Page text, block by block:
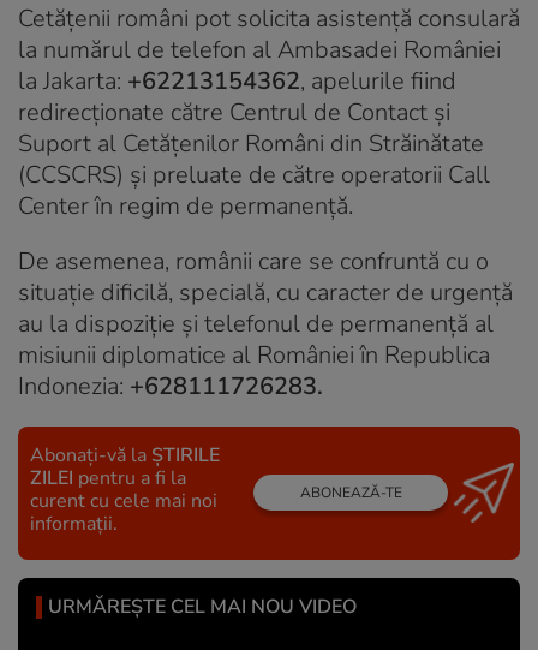
Cetăţenii români pot solicita asistenţă consulară
la numărul de telefon al Ambasadei României
la Jakarta: +62213154362, apelurile fiind
redirecţionate către Centrul de Contact şi
Suport al Cetăţenilor Români din Străinătate
(CCSCRS) şi preluate de către operatorii Call
Center în regim de permanenţă.
De asemenea, românii care se confruntă cu o
situaţie dificilă, specială, cu caracter de urgenţă
au la dispoziţie şi telefonul de permanenţă al
misiunii diplomatice al României în Republica
Indonezia: +628111726283.
Abonați-vă la ȘTIRILE
ZILEI pentru a fi la
curent cu cele mai noi
informații.
ABONEAZĂ-TE
URMĂREȘTE CEL MAI NOU VIDEO